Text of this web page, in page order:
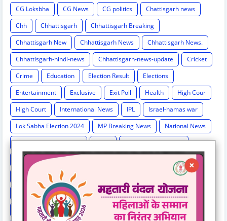
CG Loksbha
CG News CG politics
Chattisgarh news
Chh
Chhattisgarh
Chhattisgarh Breaking
Chhattisgarh New
Chhattisgarh News
Chhattisgarh News.
Chhattisgarh-hindi-news
Chhattisgarh-news-update
Cricket
Crime
Education Election Result
Elections
Entertainment
Exclusive Exit Poll Health
High Cour
High Court
International News IPL
Israel-hamas war
Lok Sabha Election 2024
MP Breaking News
National News
New India Special Story
News
News Hunt Exclusive
News India Special
News Times Exclusive
Politics
Rahul Gandhi
Rajasthan
Religion And Spirituality
Share Market
Social Event
sonia Gandhi
Sports Supreme Court
Technology